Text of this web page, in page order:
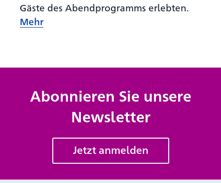
Gäste des Abendprogramms erlebten.
Mehr
Abonnieren Sie unsere
Newsletter
Jetzt anmelden